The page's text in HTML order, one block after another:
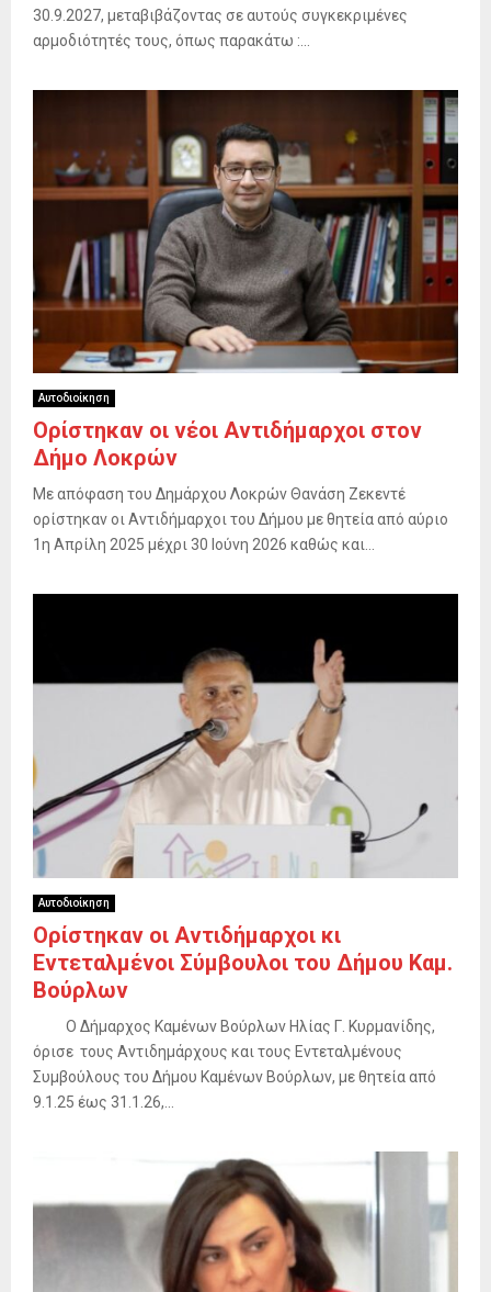
30.9.2027, μεταβιβάζοντας σε αυτούς συγκεκριμένες
αρμοδιότητές τους, όπως παρακάτω :...
Αυτοδιοίκηση
Ορίστηκαν οι νέοι Αντιδήμαρχοι στον
Δήμο Λοκρών
Με απόφαση του Δημάρχου Λοκρών Θανάση Ζεκεντέ
ορίστηκαν οι Αντιδήμαρχοι του Δήμου με θητεία από αύριο
1η Απρίλη 2025 μέχρι 30 Ιούνη 2026 καθώς και...
Αυτοδιοίκηση
Ορίστηκαν οι Αντιδήμαρχοι κι
Εντεταλμένοι Σύμβουλοι του Δήμου Καμ.
Βούρλων
Ο Δήμαρχος Καμένων Βούρλων Ηλίας Γ. Κυρμανίδης,
όρισε τους Αντιδημάρχους και τους Εντεταλμένους
Συμβούλους του Δήμου Καμένων Βούρλων, με θητεία από
9.1.25 έως 31.1.26,...